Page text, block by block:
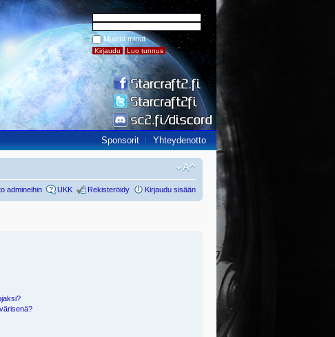
Muista minut
Sponsorit Yhteydenotto
admineihin UKK Rekisteröidy Kirjaudu sisään